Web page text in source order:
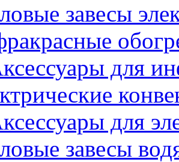
завесы
для
для
завесы